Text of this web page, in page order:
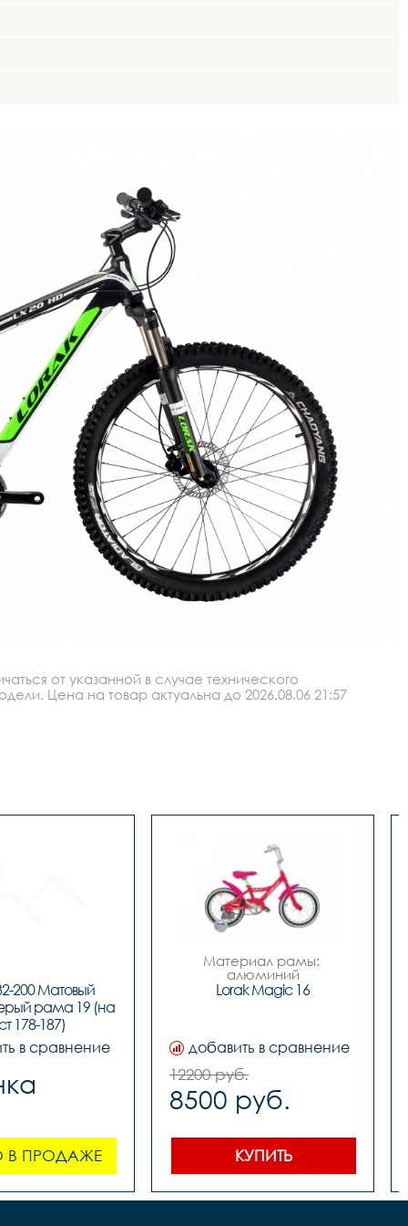
от указанной в случае технического
Цена на товар актуальна до 2026.08.06 21:57
200 Матовый
рама 19 (на
178-187)
в сравнение
В ПРОДАЖЕ
Материал рамы:
алюминий
Тип тормозов: ножной
Диаметр колес: 16
Вилка 		STEEL жесткая
Количество скоростей
Передний переключатель
-
Задний переключатель
Передний тормоз 		-
Задний тормоз 		KT
ножной
Манетки 		-
Lorak Magic 16
добавить в сравнение
12200 руб.
8500 руб.
КУПИТЬ